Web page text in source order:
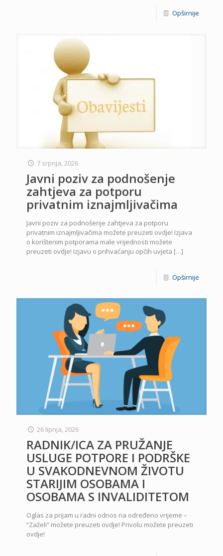
Opširnije
7 srpnja, 2026
Javni poziv za podnošenje
zahtjeva za potporu
privatnim iznajmljivačima
Javni poziv za podnošenje zahtjeva za potporu
privatnim iznajmljivačima možete preuzeti ovdje! Izjava
o korištenim potporama male vrijednosti možete
preuzeti ovdje! Izjavu o prihvaćanju općih uvjeta […]
Opširnije
26 lipnja, 2026
RADNIK/ICA ZA PRUŽANJE
USLUGE POTPORE I PODRŠKE
U SVAKODNEVNOM ŽIVOTU
STARIJIM OSOBAMA I
OSOBAMA S INVALIDITETOM
Oglas za prijam u radni odnos na određeno vrijeme –
“Zaželi” možete preuzeti ovdje! Privolu možete preuzeti
ovdje!